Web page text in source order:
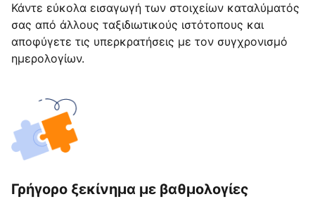
Κάντε εύκολα εισαγωγή των στοιχείων καταλύματός
σας από άλλους ταξιδιωτικούς ιστότοπους και
αποφύγετε τις υπερκρατήσεις με τον συγχρονισμό
ημερολογίων.
Γρήγορο ξεκίνημα με βαθμολογίες